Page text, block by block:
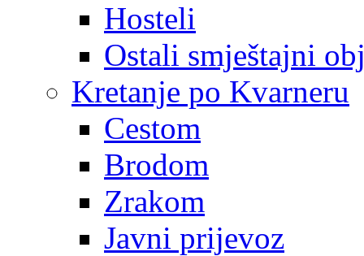
Hosteli
Ostali smještajni
Kretanje po Kvarneru
Cestom
Brodom
Zrakom
Javni prijevoz